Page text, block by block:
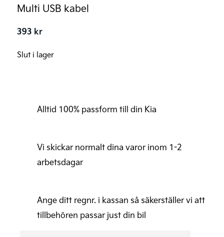
Multi USB kabel
393 kr
Slut i lager
Alltid 100% passform till din Kia
Vi skickar normalt dina varor inom 1-2
arbetsdagar
Ange ditt regnr. i kassan så säkerställer vi att
tillbehören passar just din bil